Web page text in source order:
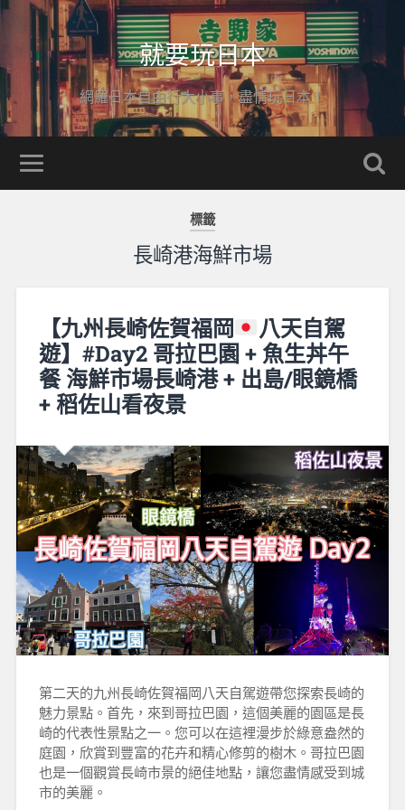
就要玩日本
網羅日本自由行大小事，盡情玩日本！
標籤
長崎港海鮮市場
【九州長崎佐賀福岡
八天自駕
遊】#Day2 哥拉巴園 + 魚生丼午
餐 海鮮市場長崎港 + 出島/眼鏡橋
+ 稻佐山看夜景
第二天的九州長崎佐賀福岡八天自駕遊帶您探索長崎的
魅力景點。首先，來到哥拉巴園，這個美麗的園區是長
崎的代表性景點之一。您可以在這裡漫步於綠意盎然的
庭園，欣賞到豐富的花卉和精心修剪的樹木。哥拉巴園
也是一個觀賞長崎市景的絕佳地點，讓您盡情感受到城
市的美麗。